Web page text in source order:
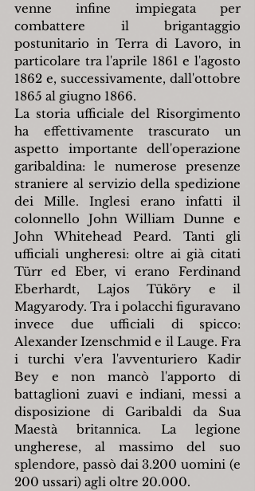
venne infine impiegata per
combattere il brigantaggio
postunitario in Terra di Lavoro, in
particolare tra l'aprile 1861 e l'agosto
1862 e, successivamente, dall'ottobre
1865 al giugno 1866.
La storia ufficiale del Risorgimento
ha effettivamente trascurato un
aspetto importante dell'operazione
garibaldina: le numerose presenze
straniere al servizio della spedizione
dei Mille. Inglesi erano infatti il
colonnello John William Dunne e
John Whitehead Peard. Tanti gli
ufficiali ungheresi: oltre ai già citati
Türr ed Eber, vi erano Ferdinand
Eberhardt, Lajos Tüköry e il
Magyarody. Tra i polacchi figuravano
invece due ufficiali di spicco:
Alexander Izenschmid e il Lauge. Fra
i turchi v'era l'avventuriero Kadir
Bey e non mancò l'apporto di
battaglioni zuavi e indiani, messi a
disposizione di Garibaldi da Sua
Maestà britannica. La legione
ungherese, al massimo del suo
splendore, passò dai 3.200 uomini (e
200 ussari) agli oltre 20.000.